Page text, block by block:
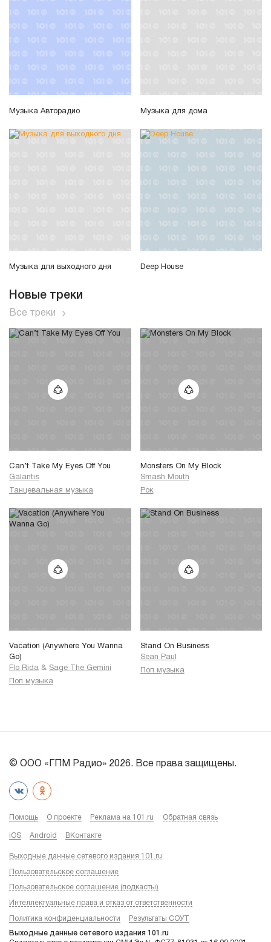
Музыка Авторадио Музыка для дома
Музыка для выходного дня Deep House
Новые треки
Все треки
Can’t Take My Eyes Off You
Galantis
Танцевальная музыка
Monsters On My Block
Smash Mouth
Рок
Vacation (Anywhere You Wanna
Go)
Flo Rida & Sage The Gemini
Поп музыка
Stand On Business
Sean Paul
Поп музыка
© ООО «ГПМ Радио» 2026. Все права защищены.
Помощь О проекте Реклама на 101.ru Обратная связь
iOS Android ВКонтакте
Выходные данные сетевого издания 101.ru
Пользовательское соглашение
Пользовательское соглашение (подкасты)
Интеллектуальные права и отказ от ответственности
Политика конфиденциальности Результаты СОУТ
Выходные данные сетевого издания 101.ru